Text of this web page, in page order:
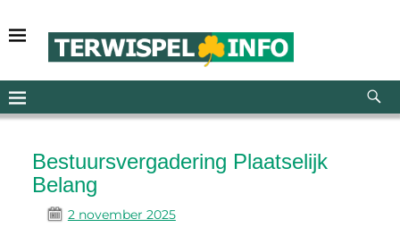
Bestuursvergadering Plaatselijk
Belang
2 november 2025